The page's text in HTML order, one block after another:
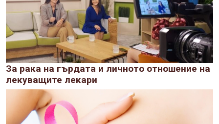
За рака на гърдата и личното отношение на
лекуващите лекари